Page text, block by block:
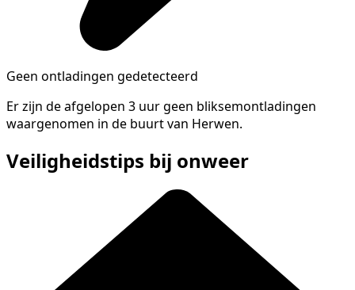
Geen ontladingen gedetecteerd
Er zijn de afgelopen 3 uur geen bliksemontladingen
waargenomen in de buurt van Herwen.
Veiligheidstips bij onweer